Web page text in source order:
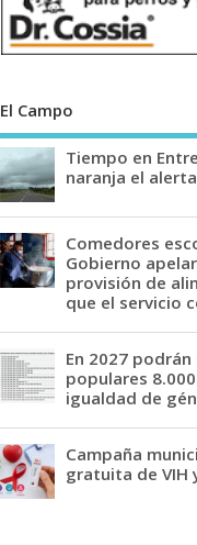
El Campo
Tiempo en
naranja el
Comedores
Gobierno
provisión de
que el servicio
En 2027
populares
igualdad de
Campaña
gratuita de VIH